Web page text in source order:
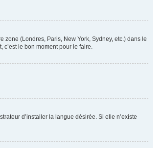
(Londres, Paris, New York, Sydney, etc.) dans le
le bon moment pour le faire.
d’installer la langue désirée. Si elle n’existe